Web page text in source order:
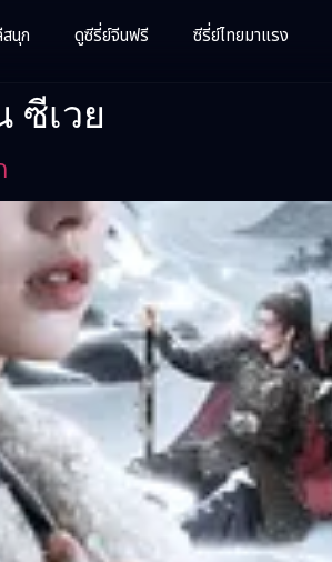
นุก ดูซีรี่ย์จีนฟรี ซีรี่ย์ไทยมาแรง
ซีเวย